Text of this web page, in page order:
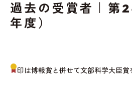
過去の受賞者｜第
年度）
印は博報賞と併せて文部科学大臣賞